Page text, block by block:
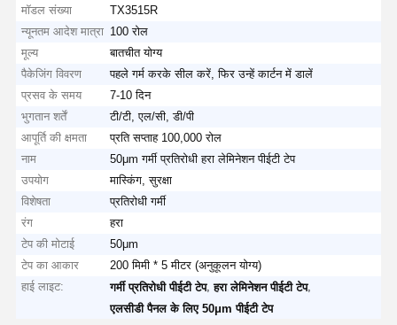
मॉडल संख्या
TX3515R
न्यूनतम आदेश मात्रा 100 रोल
मूल्य
बातचीत योग्य
पैकेजिंग विवरण
पहले गर्म करके सील करें, फिर उन्हें कार्टन में डालें
प्रसव के समय
7-10 दिन
भुगतान शर्तें
टी/टी, एल/सी, डी/पी
आपूर्ति की क्षमता
प्रति सप्ताह 100,000 रोल
नाम
50μm गर्मी प्रतिरोधी हरा लेमिनेशन पीईटी टेप
उपयोग
मास्किंग, सुरक्षा
विशेषता
प्रतिरोधी गर्मी
रंग
हरा
टेप की मोटाई
50μm
टेप का आकार
200 मिमी * 5 मीटर (अनुकूलन योग्य)
हाई लाइट:
गर्मी प्रतिरोधी पीईटी टेप,हरा लेमिनेशन पीईटी टेप,
एलसीडी पैनल के लिए 50μm पीईटी टेप